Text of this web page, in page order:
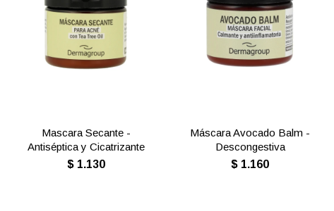
Mascara Secante -
Antiséptica y Cicatrizante
$ 1.130
Máscara Avocado Balm -
Descongestiva
$ 1.160